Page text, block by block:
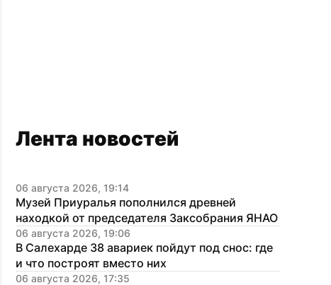
Лента новостей
06 августа 2026, 19:14
Музей Приуралья пополнился древней
находкой от председателя Заксобрания ЯНАО
06 августа 2026, 19:06
В Салехарде 38 авариек пойдут под снос: где
и что построят вместо них
06 августа 2026, 17:35